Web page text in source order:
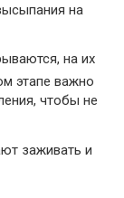
на
на их
этапе важно
чтобы не
заживать и